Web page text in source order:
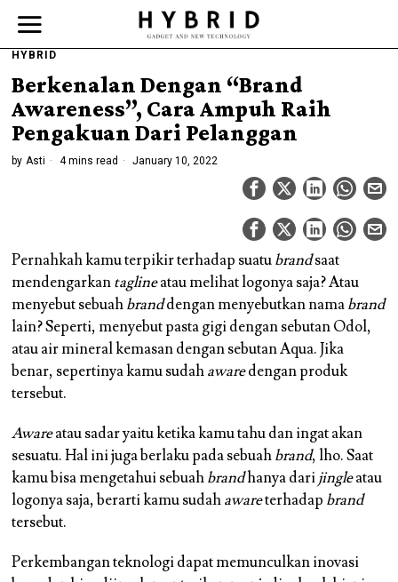
HYBRID
Berkenalan Dengan “Brand
Awareness”, Cara Ampuh Raih
Pengakuan Dari Pelanggan
by Asti 4 mins read January 10, 2022
Pernahkah kamu terpikir terhadap suatubrandsaat
mendengarkantaglineatau melihat logonya saja? Atau
menyebut sebuahbranddengan menyebutkan namabrand
lain? Seperti, menyebut pasta gigi dengan sebutan Odol,
atau air mineral kemasan dengan sebutan Aqua. Jika
benar, sepertinya kamu sudahawaredengan produk
tersebut.
Awareatau sadar yaitu ketika kamu tahu dan ingat akan
sesuatu. Hal ini juga berlaku pada sebuahbrand, lho. Saat
kamu bisa mengetahui sebuahbrandhanya darijingleatau
logonya saja, berarti kamu sudahawareterhadap brand
tersebut.
Perkembangan teknologi dapat memunculkan inovasi